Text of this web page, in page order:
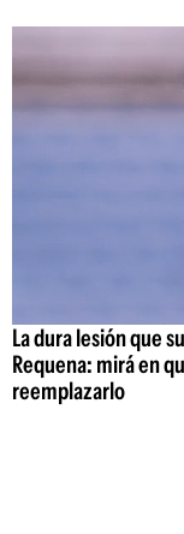
La dura lesión que
Requena: mirá en
reemplazarlo